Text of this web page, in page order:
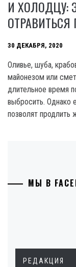
И ХОЛОДЦУ:
30 ДЕКАБРЯ, 2020
Оливье, шуба,
майонезом или
длительное время
выбросить. Однако
позволят
МЫ В
РЕДАКЦИЯ